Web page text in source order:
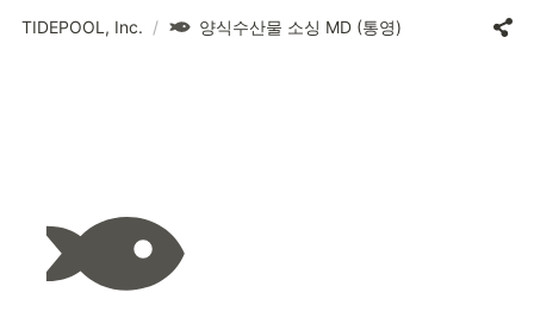
TIDEPOOL, Inc. / 양식수산물 소싱 MD (통영)